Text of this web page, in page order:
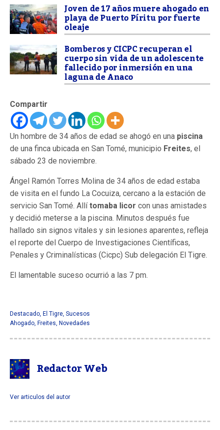
Joven de 17 años muere ahogado en
playa de Puerto Píritu por fuerte
oleaje
Bomberos y CICPC recuperan el
cuerpo sin vida de un adolescente
fallecido por inmersión en una
laguna de Anaco
Compartir
Un hombre de 34 años de edad se ahogó en una piscina
de una finca ubicada en San Tomé, municipio Freites, el
sábado 23 de noviembre.
Ángel Ramón Torres Molina de 34 años de edad estaba
de visita en el fundo La Cocuiza, cercano a la estación de
servicio San Tomé. Allítomaba licor con unas amistades
y decidió meterse a la piscina. Minutos después fue
hallado sin signos vitales y sin lesiones aparentes, refleja
el reporte del Cuerpo de Investigaciones Científicas,
Penales y Criminalísticas (Cicpc) Sub delegación El Tigre.
El lamentable suceso ocurrió a las 7 pm.
Destacado El Tigre Sucesos
Ahogado Freites Novedades
Redactor Web
Ver articulos del autor